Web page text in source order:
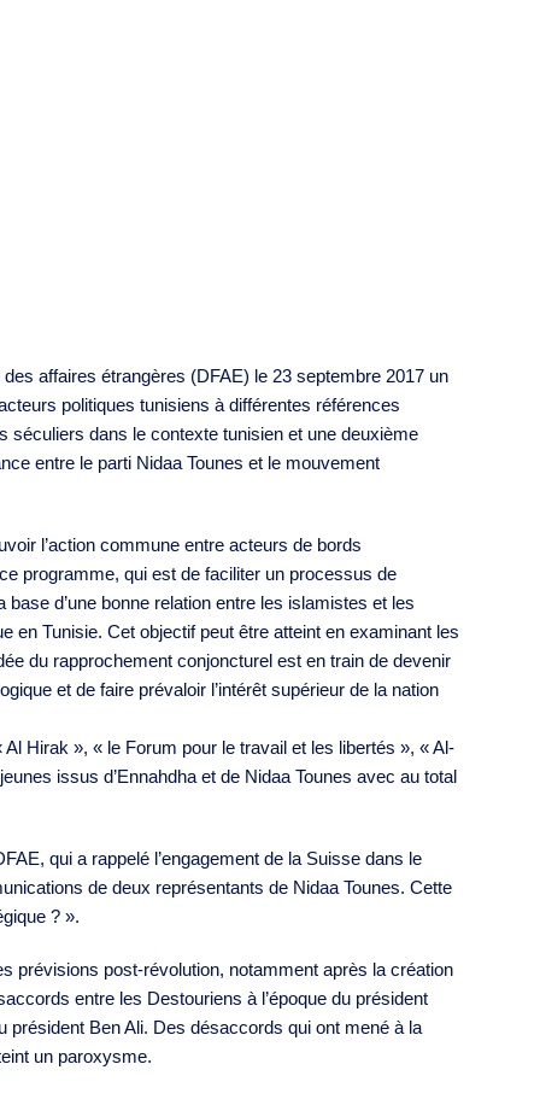
affaires étrangères (DFAE) le 23 septembre 2017 un
politiques tunisiens à différentes références
séculiers dans le contexte tunisien et une deuxième
entre le parti Nidaa Tounes et le mouvement
l’action commune entre acteurs de bords
programme, qui est de faciliter un processus de
d’une bonne relation entre les islamistes et les
en Tunisie. Cet objectif peut être atteint en examinant les
du rapprochement conjoncturel est en train de devenir
et de faire prévaloir l’intérêt supérieur de la nation
Hirak », « le Forum pour le travail et les libertés », « Al-
issus d’Ennahdha et de Nidaa Tounes avec au total
qui a rappelé l’engagement de la Suisse dans le
de deux représentants de Nidaa Tounes. Cette
? ».
prévisions post-révolution, notamment après la création
entre les Destouriens à l’époque du président
président Ben Ali. Des désaccords qui ont mené à la
un paroxysme.